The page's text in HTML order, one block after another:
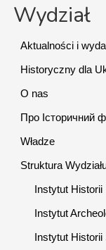
Wydział
Aktualności i
Historyczny dla
O nas
Про Історичний
Władze
Struktura
Instytut Historii
Instytut
Instytut Historii